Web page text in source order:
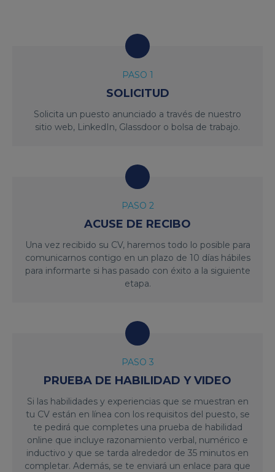
PASO 1
SOLICITUD
Solicita un puesto anunciado a través de nuestro
sitio web, LinkedIn, Glassdoor o bolsa de trabajo.
PASO 2
ACUSE DE RECIBO
Una vez recibido su CV, haremos todo lo posible para
comunicarnos contigo en un plazo de 10 días hábiles
para informarte si has pasado con éxito a la siguiente
etapa.
PASO 3
PRUEBA DE HABILIDAD Y VIDEO
Si las habilidades y experiencias que se muestran en
tu CV están en línea con los requisitos del puesto, se
te pedirá que completes una prueba de habilidad
online que incluye razonamiento verbal, numérico e
inductivo y que se tarda alrededor de 35 minutos en
completar. Además, se te enviará un enlace para que